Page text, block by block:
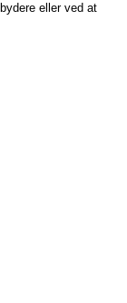
eller ved at